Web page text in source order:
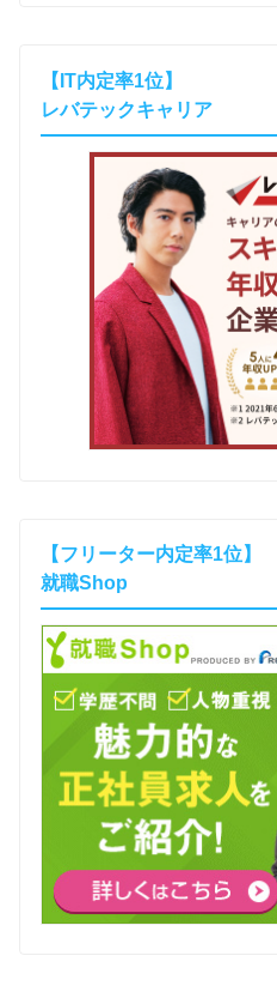
【IT内定率1位】
レバテックキャリア
【フリーター内定率1位】
就職Shop